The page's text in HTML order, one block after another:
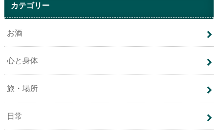
カテゴリー
お酒
心と身体
旅・場所
日常